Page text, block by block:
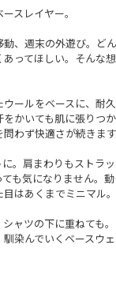
スレイヤー。
、週末の外遊び。ど
ってほしい。そんな
ールをベースに、耐
かいても肌に張りつ
わず快適さが続きます
。肩まわりもストラ
も気になりません。
はあくまでミニマル。
ャツの下に重ねても
染んでいくベースウェ